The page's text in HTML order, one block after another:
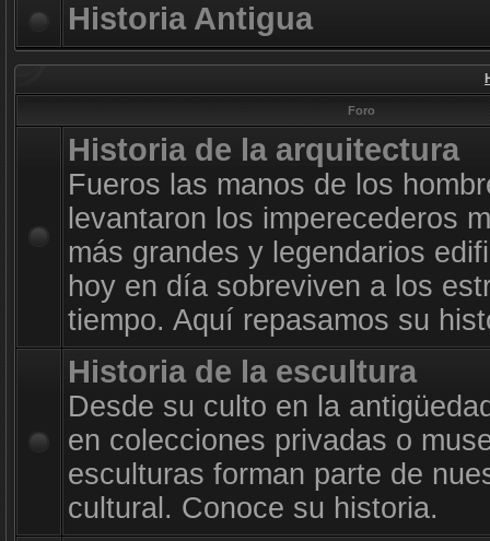
Historia Antigua
Foro
Historia de la arquitectura
Fueros las manos de los
levantaron los imperecederos
más grandes y legendarios
hoy en día sobreviven a los
tiempo. Aquí repasamos su
Historia de la escultura
Desde su culto en la
en colecciones privadas o
esculturas forman parte de
cultural. Conoce su historia.